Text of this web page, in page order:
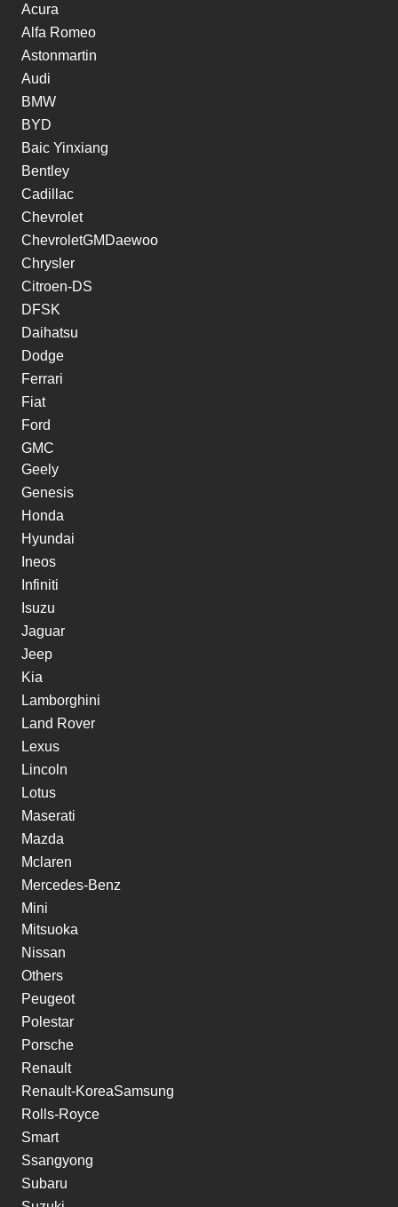
Acura
Alfa Romeo
Astonmartin
Audi
BMW
BYD
Baic Yinxiang
Bentley
Cadillac
Chevrolet
ChevroletGMDaewoo
Chrysler
Citroen-DS
DFSK
Daihatsu
Dodge
Ferrari
Fiat
Ford
GMC
Geely
Genesis
Honda
Hyundai
Ineos
Infiniti
Isuzu
Jaguar
Jeep
Kia
Lamborghini
Land Rover
Lexus
Lincoln
Lotus
Maserati
Mazda
Mclaren
Mercedes-Benz
Mini
Mitsuoka
Nissan
Others
Peugeot
Polestar
Porsche
Renault
Renault-KoreaSamsung
Rolls-Royce
Smart
Ssangyong
Subaru